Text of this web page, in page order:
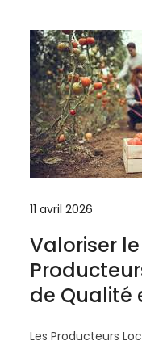
11 avril 2026
Valoriser
de Qualité
Les Producteurs